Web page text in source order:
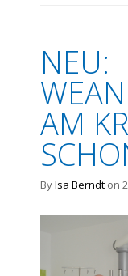
NEU:
AM
ByIsa Berndt on